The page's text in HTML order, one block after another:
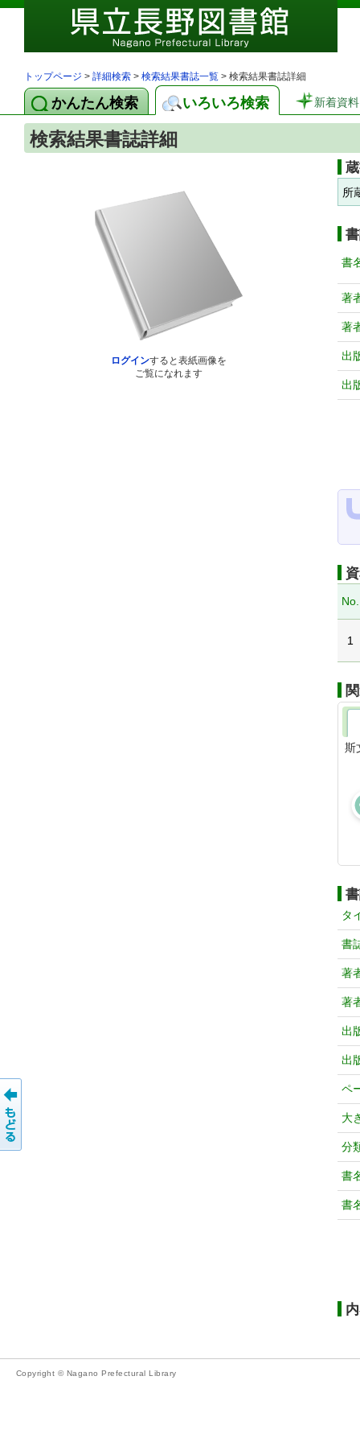
トップページ > 詳細検索 > 検索結果書誌一覧 > 検索結果書誌詳細
かんたん検索 いろいろ検索 新着資料
検索結果書誌詳細
ログインすると表紙画像を
ご覧になれます
所
書
著
著
出
出
No.
1
斯
タ
書
著
著
出
出
ペ
大
分
書
書
Copyright © Nagano Prefectural Library